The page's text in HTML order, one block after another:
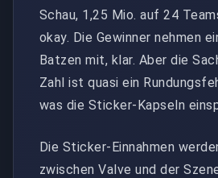
Schau, 1,25 Mio. auf 24
okay. Die Gewinner nehmen
Batzen mit, klar. Aber die
Zahl ist quasi ein
was die Sticker-Kapseln
Die Sticker-Einnahmen
zwischen Valve und der